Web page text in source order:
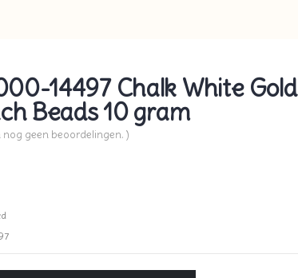
14497 Chalk White Gold
Beads 10 gram
nog geen beoordelingen. )